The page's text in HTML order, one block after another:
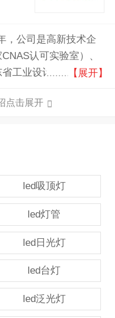
，公司是高新技术企
认可实验室）、
工业设计中心、广东
权示范企业”称号。
【展开】
点击展开
led吸顶灯
led灯管
led日光灯
led台灯
led泛光灯